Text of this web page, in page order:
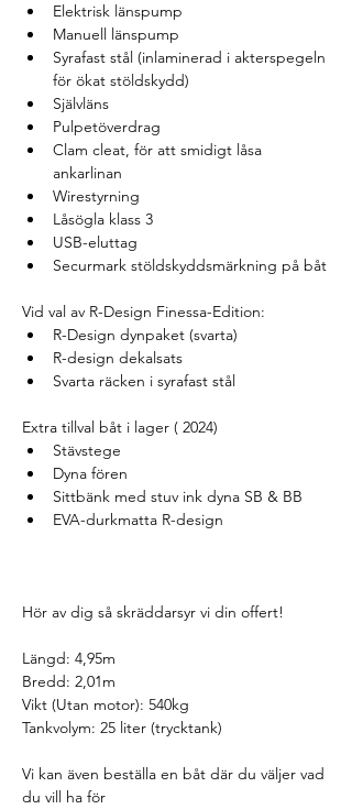
Elektrisk länspump
Manuell länspump
Syrafast stål (inlaminerad i akterspegeln
för ökat stöldskydd)
Självläns
Pulpetöverdrag
Clam cleat, för att smidigt låsa
ankarlinan
Wirestyrning
Låsögla klass 3
USB-eluttag
Securmark stöldskyddsmärkning på båt
Vid val av R-Design Finessa-Edition:
R-Design dynpaket (svarta)
R-design dekalsats
Svarta räcken i syrafast stål
Extra tillval båt i lager ( 2024)
Stävstege
Dyna fören
Sittbänk med stuv ink dyna SB & BB
EVA-durkmatta R-design
Hör av dig så skräddarsyr vi din offert!
Längd: 4,95m
Bredd: 2,01m
Vikt (Utan motor): 540kg
Tankvolym: 25 liter (trycktank)
Vi kan även beställa en båt där du väljer vad
du vill ha för